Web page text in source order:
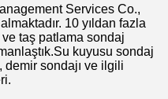
Services Co.,
10 yıldan fazla
taş patlama sondaj
kuyusu sondaj
demir sondajı ve ilgili